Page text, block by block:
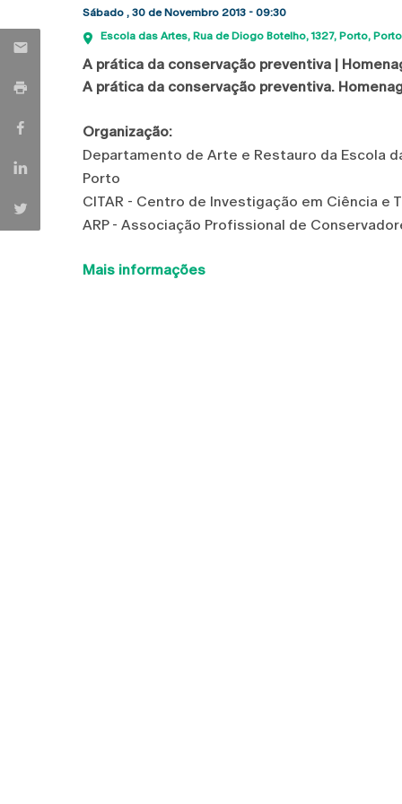
Sábado , 30 de Novembro 2013 - 09:30
Escola das Artes Rua de Diogo Botelho, 1327 Porto Porto
A prática da conservação preventiva |
A prática da conservação preventiva.
Organização:
Departamento de Arte e Restauro da Escola
Porto
CITAR - Centro de Investigação em Ciência e
ARP - Associação Profissional de
Mais informações